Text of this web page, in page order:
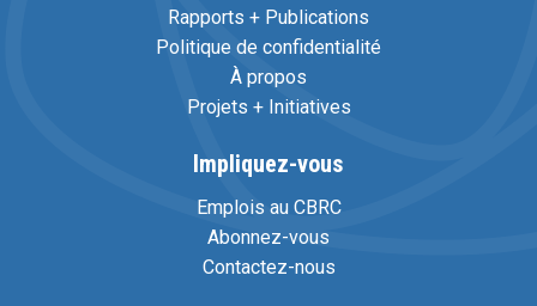
Rapports + Publications
Politique de confidentialité
À propos
Projets + Initiatives
Impliquez-vous
Emplois au CBRC
Abonnez-vous
Contactez-nous